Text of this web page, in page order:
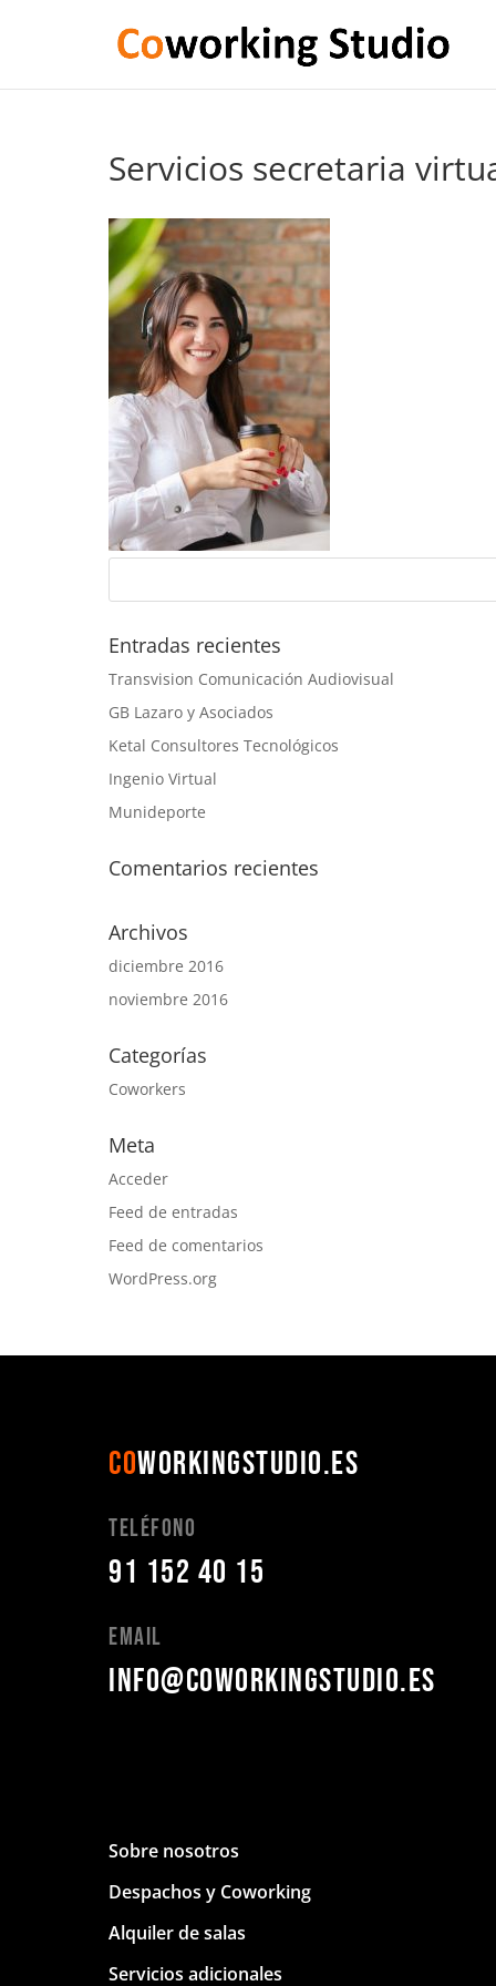
Servicios secretaria
Entradas recientes
Transvision Comunicación Audiovisual
GB Lazaro y Asociados
Ketal Consultores Tecnológicos
Ingenio Virtual
Munideporte
Comentarios recientes
Archivos
diciembre 2016
noviembre 2016
Categorías
Coworkers
Meta
Acceder
Feed de entradas
Feed de comentarios
WordPress.org
COWORKINGSTUDIO.ES
Teléfono
91 152 40 15
Email
info@coworkingstudio.es
Sobre nosotros
Despachos y Coworking
Alquiler de salas
Servicios adicionales